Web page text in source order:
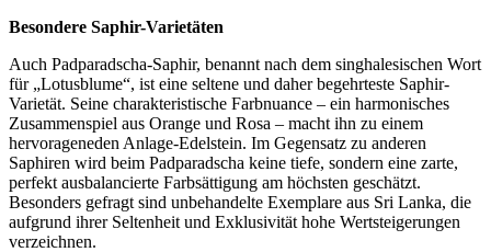
Besondere Saphir-Varietäten
Auch Padparadscha-Saphir, benannt nach dem singhalesischen Wort
für „Lotusblume“, ist eine seltene und daher begehrteste Saphir-
Varietät. Seine charakteristische Farbnuance – ein harmonisches
Zusammenspiel aus Orange und Rosa – macht ihn zu einem
hervorageneden Anlage-Edelstein. Im Gegensatz zu anderen
Saphiren wird beim Padparadscha keine tiefe, sondern eine zarte,
perfekt ausbalancierte Farbsättigung am höchsten geschätzt.
Besonders gefragt sind unbehandelte Exemplare aus Sri Lanka, die
aufgrund ihrer Seltenheit und Exklusivität hohe Wertsteigerungen
verzeichnen.